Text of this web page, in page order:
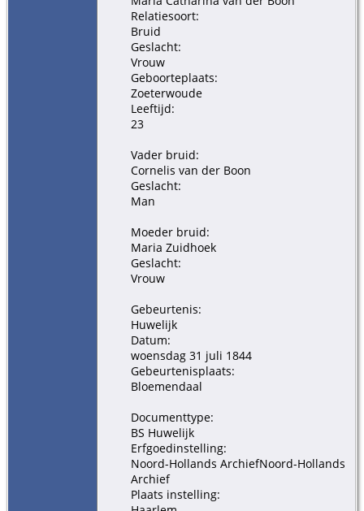
Relatiesoort:
Bruid
Geslacht:
Vrouw
Geboorteplaats:
Zoeterwoude
Leeftijd:
23
Vader bruid:
Cornelis van der Boon
Geslacht:
Man
Moeder bruid:
Maria Zuidhoek
Geslacht:
Vrouw
Gebeurtenis:
Huwelijk
Datum:
woensdag 31 juli 1844
Gebeurtenisplaats:
Bloemendaal
Documenttype:
BS Huwelijk
Erfgoedinstelling:
Noord-Hollands ArchiefNoord-Hollands
Archief
Plaats instelling: